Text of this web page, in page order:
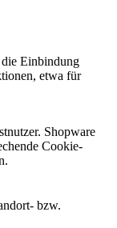
Einbindung
etwa für
Shopware
Cookie-
bzw.